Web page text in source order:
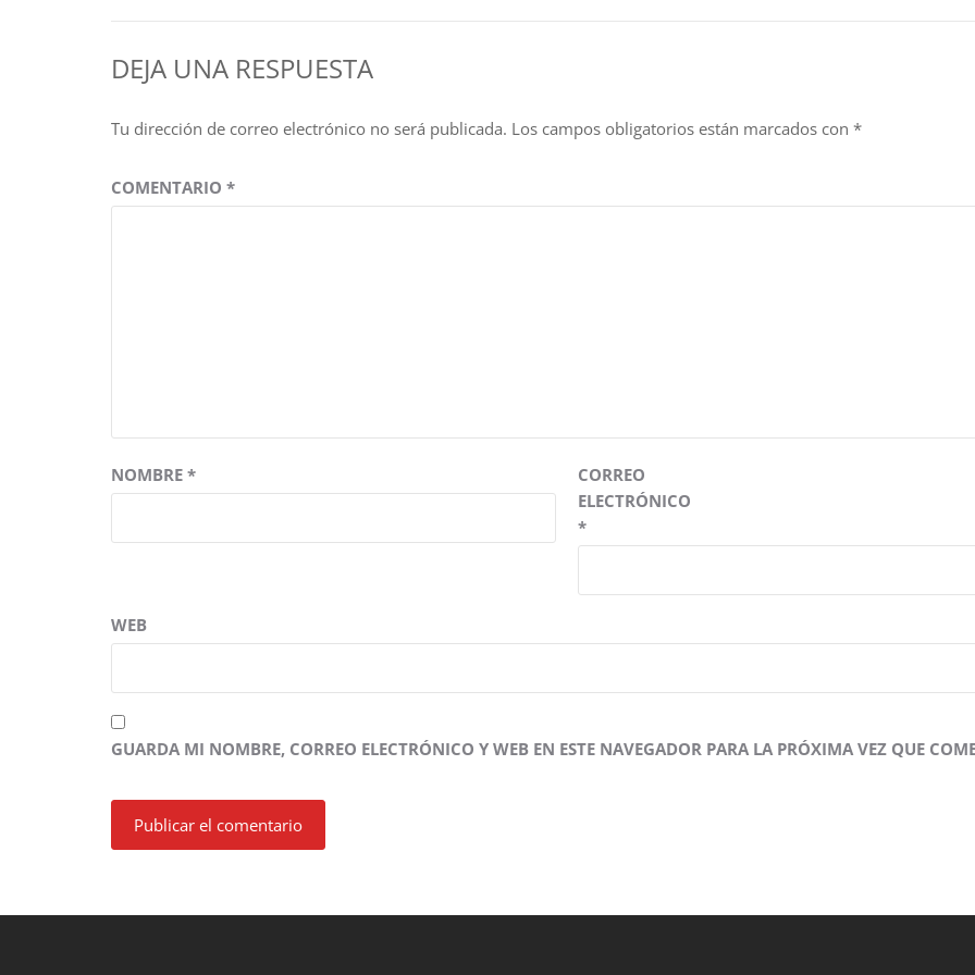
DEJA UNA RESPUESTA
Tu dirección de correo electrónico no será publicada. Los campos obligatorios están marcados con *
COMENTARIO *
NOMBRE *
CORREO
ELECTRÓNICO
*
WEB
GUARDA MI NOMBRE, CORREO ELECTRÓNICO Y WEB EN ESTE NAVEGADOR PARA LA PRÓXIMA VEZ QUE